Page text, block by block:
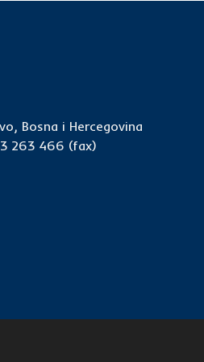
Bosna i Hercegovina
263 466 (fax)